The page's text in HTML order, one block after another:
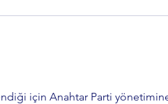
için Anahtar Parti